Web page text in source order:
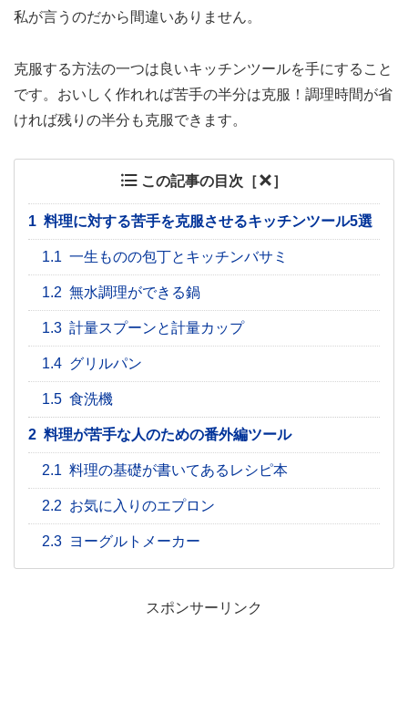
私が言うのだから間違いありません。
克服する方法の一つは良いキッチンツールを手にすること
です。おいしく作れれば苦手の半分は克服！調理時間が省
ければ残りの半分も克服できます。
この記事の目次［ ］
1 料理に対する苦手を克服させるキッチンツール5選
1.1 一生ものの包丁とキッチンバサミ
1.2 無水調理ができる鍋
1.3 計量スプーンと計量カップ
1.4 グリルパン
1.5 食洗機
2 料理が苦手な人のための番外編ツール
2.1 料理の基礎が書いてあるレシピ本
2.2 お気に入りのエプロン
2.3 ヨーグルトメーカー
スポンサーリンク